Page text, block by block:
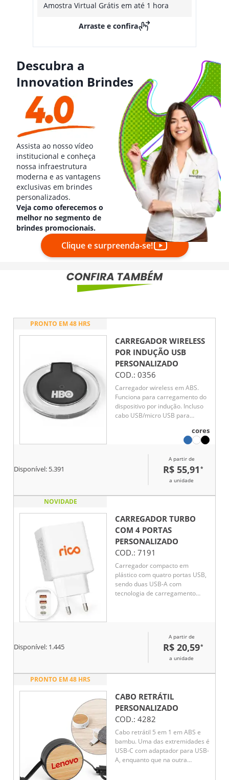
Amostra Virtual Grátis em até 1 hora
Arraste e confira
Descubra a
Innovation Brindes
Assista ao nosso vídeo
institucional e conheça
nossa infraestrutura
moderna e as vantagens
exclusivas em brindes
personalizados.
Veja como oferecemos o
melhor no segmento de
brindes promocionais.
Clique e surpreenda-se!
PRONTO EM 48 HRS
CARREGADOR WIRELESS
POR INDUÇÃO USB
PERSONALIZADO
COD.: 0356
Carregador wireless em ABS.
Funciona para carregamento do
dispositivo por indução. Incluso
cabo USB/micro USB para
cores
Disponível: 5.391
A partir de
R$ 55,91 *
a unidade
NOVIDADE
CARREGADOR TURBO
COM 4 PORTAS
PERSONALIZADO
COD.: 7191
Carregador compacto em
plástico com quatro portas USB,
sendo duas USB-A com
tecnologia de carregamento
ideal para uso simultâneo. Não
acompanha cabo USB
Disponível: 1.445
A partir de
R$ 20,59*
a unidade
PRONTO EM 48 HRS
CABO RETRÁTIL
PERSONALIZADO
COD.: 4282
Cabo retrátil 5 em 1 em ABS e
bambu. Uma das extremidades é
USB-C com adaptador para USB-
A, enquanto que na outra